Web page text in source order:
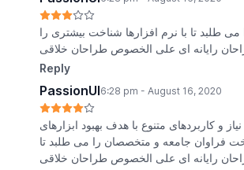
طلبد تا با نرم افزارها شناخت بیشتری را
رایانه ای علی الخصوص طراحان خلاقی
Reply
PassionUI6:28 pm - August 16, 2020
و کاربردهای متنوع با هدف بهبود ابزارهای
فراوان جامعه و متخصصان را می طلبد تا
رایانه ای علی الخصوص طراحان خلاقی